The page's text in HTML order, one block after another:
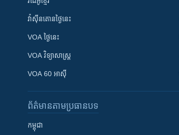
វ៉ាស៊ីនតោន​ថ្ងៃ​នេះ
VOA ថ្ងៃនេះ
VOA ​វិទ្យាសាស្ត្រ
VOA 60 អាស៊ី
ព័ត៌មាន​តាមប្រធានបទ​
កម្ពុជា